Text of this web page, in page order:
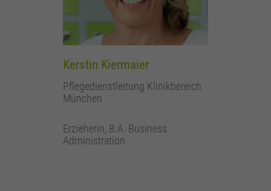
Kerstin Kiermaier
Pflegedienstleitung Klinikbereich
München
Erzieherin, B.A. Business
Administration